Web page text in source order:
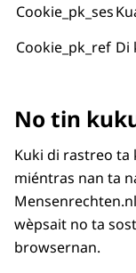
Cookie_pk_ses
Cookie_pk_ref Di
No tin
Kuki di rastreo
miéntras nan ta
wèpsait no ta
browsernan.